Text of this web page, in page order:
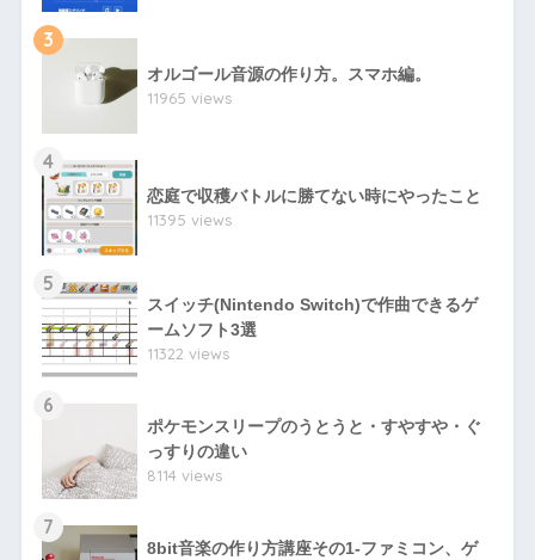
3
オルゴール音源の作り方。スマホ編。
11965 views
4
恋庭で収穫バトルに勝てない時にやったこと
11395 views
5
スイッチ(Nintendo Switch)で作曲できるゲ
ームソフト3選
11322 views
6
ポケモンスリープのうとうと・すやすや・ぐ
っすりの違い
8114 views
7
8bit音楽の作り方講座その1-ファミコン、ゲ